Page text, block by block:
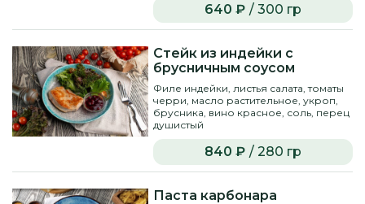
640 ₽ / 300 гр
Стейк из индейки с
брусничным соусом
Филе индейки, листья салата, томаты
черри, масло растительное, укроп,
брусника, вино красное, соль, перец
душистый
840 ₽ / 280 гр
Паста карбонара